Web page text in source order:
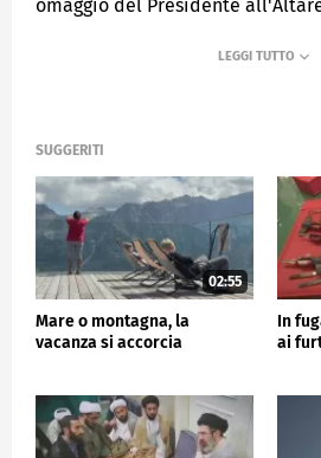
omaggio del Presidente
SUGGERITI
02:55
Mare o montagna, la
vacanza si accorcia
In
ai